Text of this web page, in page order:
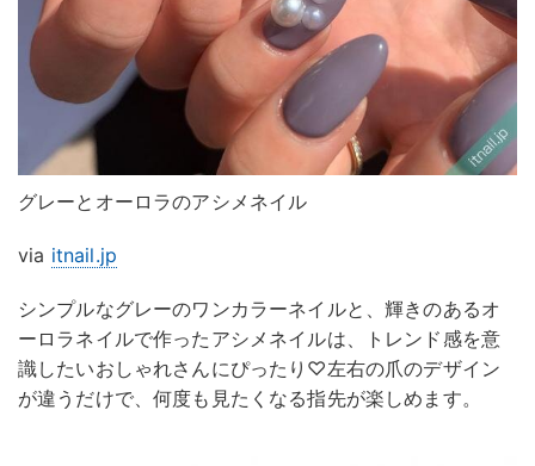
グレーとオーロラのアシメネイル
via itnail.jp
シンプルなグレーのワンカラーネイルと、輝きのあるオ
ーロラネイルで作ったアシメネイルは、トレンド感を意
識したいおしゃれさんにぴったり♡左右の爪のデザイン
が違うだけで、何度も見たくなる指先が楽しめます。